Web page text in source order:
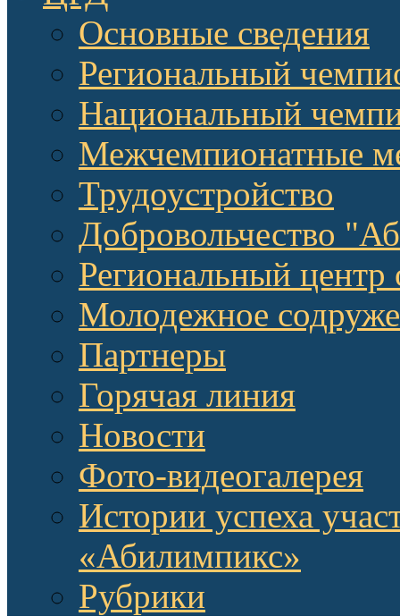
Основные сведения
Региональный
Национальный
Межчемпионатные
Трудоустройство
Добровольчество
Региональный центр
Молодежное
Партнеры
Горячая линия
Новости
Фото-видеогалерея
Истории успеха
«Абилимпикс»
Рубрики